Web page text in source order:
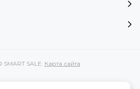
SMART SALE. Карта сайта